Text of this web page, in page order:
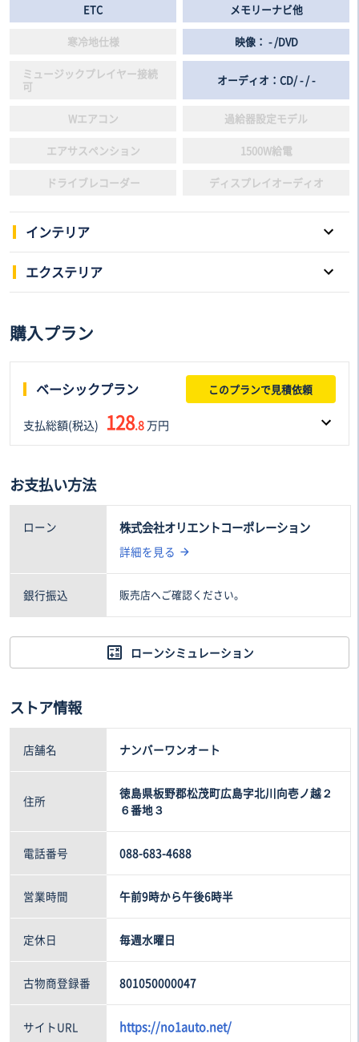
ETC メモリーナビ他
寒冷地仕様 映像： - /DVD
ミュージックプレイヤー接続
可
オーディオ：CD/ - / -
Wエアコン 過給器設定モデル
エアサスペンション 1500W給電
ドライブレコーダー ディスプレイオーディオ
インテリア
パワーウインドウ
スマートキー 本革シート
3列シート
フルフラットシート 後席モニター
シートヒーター シートエアコン
ウォークスルー
エクステリア
アルミホイール
エアロパーツ アダプティプヘッドライト
フロントフォグランプ
購入プラン
ベーシックプラン このプランで見積依頼
支払総額(税込) 128.8万円
116.0万円
お支払い方法
ローン 株式会社オリエントコーポレーション
詳細を見る
銀行振込 販売店へご確認ください。
ローンシミュレーション
ストア情報
店舗名 ナンバーワンオート
住所
徳島県板野郡松茂町広島字北川向壱ノ越２
６番地３
電話番号 088-683-4688
営業時間 午前9時から午後6時半
定休日 毎週水曜日
古物商登録番 801050000047
サイトURL https://no1auto.net/